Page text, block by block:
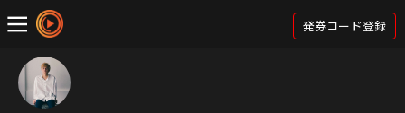
発券コード登録